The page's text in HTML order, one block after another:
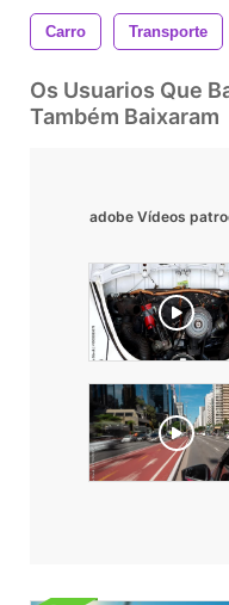
Carro Transporte
Os Usuarios Que
Também Baixaram
adobe Vídeos